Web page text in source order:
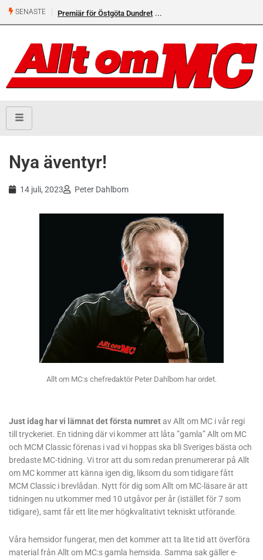
SENASTE Premiär för Östgöta Dundret
Nya äventyr!
14 juli, 2023 Peter Dahlbom
Allt om MC:s chefredaktör Peter Dahlbom har ordet.
Just idag har vi lämnat det första numretav Allt om MC i vår regi
till tryckeriet. En tidning där vi kommer att låta ”gamla” Allt om MC
och MCM Classic förenas i vad vi hoppas ska bli Sveriges bästa och
bredaste MC-tidning. Vi tror att du som redan prenumererar på Allt
om MC kommer att känna igen dig, liksom du som tidigare fått
MCM Classic i brevlådan. Nytt för dig som Allt om MC-läsare är att
tidningen nu utkommer med 10 utgåvor per år (istället för 7 som
tidigare), samt får ett lite mer högkvalitativt tekniskt utförande.
Våra hemsidor fungerar, men det kommer att ta lite tid att överföra
material från Allt om MC:s gamla hemsida. Samma sak gäller e-